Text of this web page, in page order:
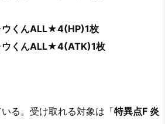
ウくんALL★4(HP)1枚
ウくんALL★4(ATK)1枚
る。受け取れる対象は「特異点F 炎